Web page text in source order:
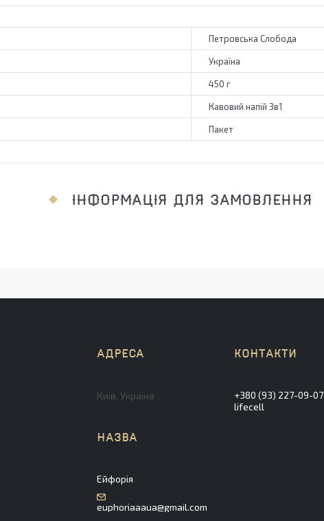
Петровська Слобода
Україна
450 г
Кавовий напій 3в1
Пакет
ІНФОРМАЦІЯ ДЛЯ ЗАМОВЛЕННЯ
Київ, Україна
Ейфорія
euphoriaaaua@gmail.com
+380 (93) 227-09-07
lifecell